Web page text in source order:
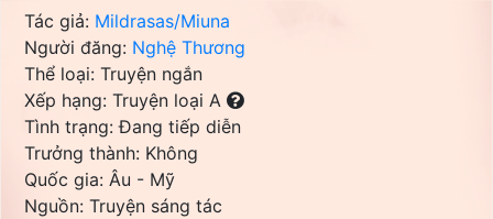
Tác giả: Mildrasas/Miuna
Người đăng: Nghệ Thương
Thể loại: Truyện ngắn
Xếp hạng: Truyện loại A
Tình trạng: Đang tiếp diễn
Trưởng thành: Không
Quốc gia: Âu - Mỹ
Nguồn: Truyện sáng tác